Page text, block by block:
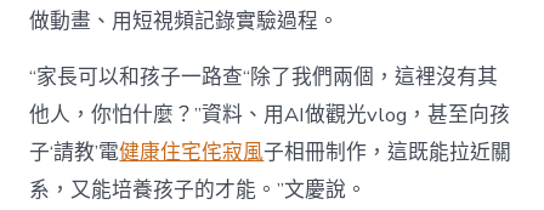
做動畫、用短視頻記錄實驗過程。
“家長可以和孩子一路查“除了我們兩個，這裡沒有其
他人，你怕什麼？”資料、用AI做觀光vlog，甚至向孩
子‘請教’電健康住宅侘寂風子相冊制作，這既能拉近關
系，又能培養孩子的才能。”文慶說。